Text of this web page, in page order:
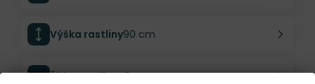
Výška rastliny90 cm
Šírka rastliny40 cm